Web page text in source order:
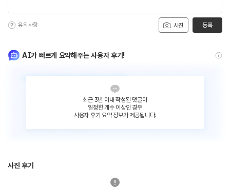
사진
유의사항 등록
AI가 빠르게 요약해주는 사용자 후기!
최근 3년 이내 작성된 댓글이
일정한 개수 이상인 경우
사용자 후기 요약 정보가 제공됩니다.
사진 후기